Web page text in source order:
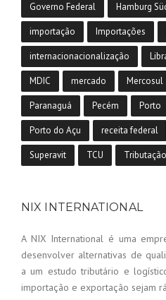
Governo Federal Hamburg
importação Importações
internacionacionalização
MDIC mercado Mercosul
Paranaguá Pecém Porto
Porto do Açu receita federal
Superavit TCU Tributação
NIX INTERNATIONAL
A NIX International é uma
desenvolver alternativas de
a um estudo tributário e
importação e exportação sejam